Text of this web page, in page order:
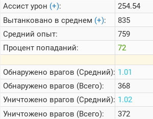
Ассист урон (+):
Вытанковано в среднем (+):
Средний опыт:
Процент попаданий:
Обнаружено врагов (Средний):
Обнаружено врагов (Всего):
Уничтожено врагов (Средний):
Уничтожено врагов (Всего):
254.54
835
759
72
1.01
368
1.02
372